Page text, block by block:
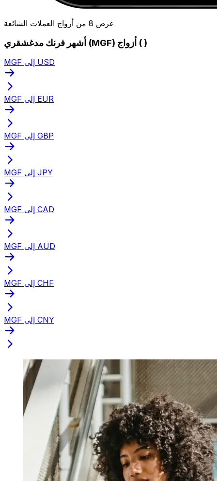
عرض 8 من أزواج العملات الشائعة
أشهر فرنك مدغشقري (MGF) أزواج ( )
MGF إلى USD
MGF إلى EUR
MGF إلى GBP
MGF إلى JPY
MGF إلى CAD
MGF إلى AUD
MGF إلى CHF
MGF إلى CNY